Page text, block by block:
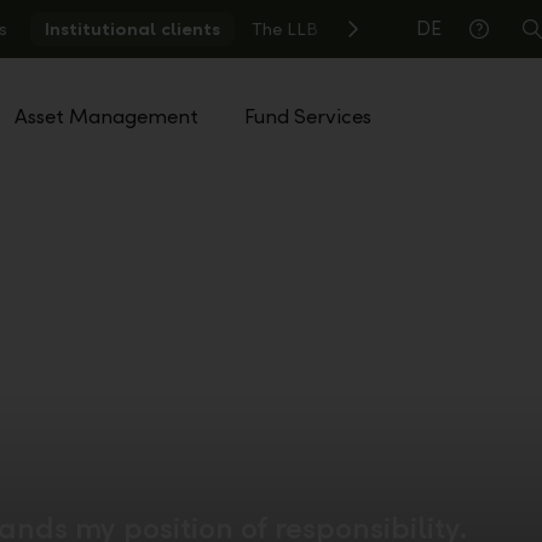
Institutional clients The LLB
DE
Help
Asset Management Fund Services